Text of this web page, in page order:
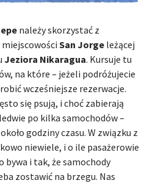
należy skorzystać z
San Jorge leżącej
Jeziora Nikaragua. Kursuje tu
na które – jeżeli podróżujecie
wcześniejsze rezerwacje.
się psują, i choć zabierają
po kilka samochodów –
godziny czasu. W związku z
niewiele, i o ile pasażerowie
bywa i tak, że samochody
zostawić na brzegu. Nas